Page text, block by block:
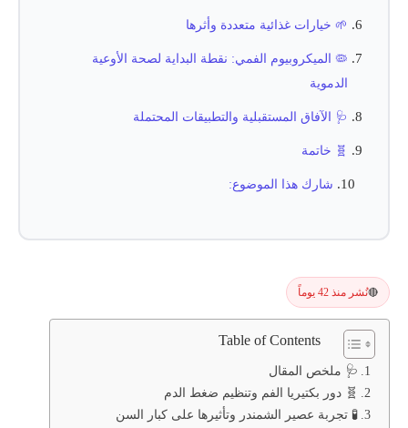
🌱 خيارات غذائية متعددة وأثرها
🦠 الميكروبيوم الفمي: نقطة البداية لصحة الأوعية
الدموية
🩺 الآفاق المستقبلية والتطبيقات المحتملة
🧬 خاتمة
شارك هذا الموضوع:
🔴نُشر منذ 42 يوماً
Table of Contents
🩺 ملخص المقال
🧬 دور بكتيريا الفم وتنظيم ضغط الدم
🧪 تجربة عصير الشمندر وتأثيرها على كبار السن